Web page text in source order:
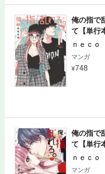
俺の指で
て【単行
ｎｅｃｏ
マンガ
748
俺の指で
て【単行
ｎｅｃｏ
マンガ